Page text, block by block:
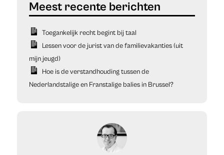
Toegankelijk recht begint bij taal
Lessen voor de jurist van de familievakanties (uit
mijn jeugd)
Hoe is de verstandhouding tussen de
Nederlandstalige en Franstalige balies in Brussel?